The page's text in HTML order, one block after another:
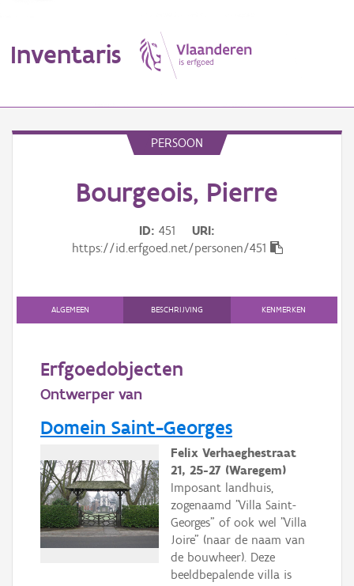
Inventaris
Thema
Persoon of collectief
Downloads
Hergebruik
Aanmelden
PERSOON
Bourgeois, Pierre
ID 451
URI
https://id.erfgoed.net/personen/451
ALGEMEEN BESCHRIJVING KENMERKEN
Erfgoedobjecten
Ontwerper van
Domein Saint-Georges
Felix Verhaeghestraat
21, 25-27 (Waregem)
Imposant landhuis,
zogenaamd "Villa Saint-
Georges" of ook wel "Villa
Joire" (naar de naam van
de bouwheer). Deze
beeldbepalende villa is